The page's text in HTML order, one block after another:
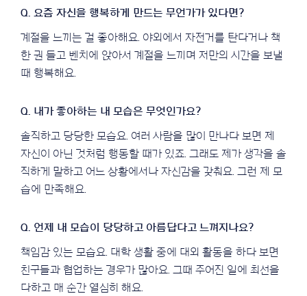
계절을 느끼는 걸 좋아해요. 야외에서 자전거를 탄다거나 책
한 권 들고 벤치에 앉아서 계절을 느끼며 저만의 시간을 보낼
때 행복해요.
솔직하고 당당한 모습요. 여러 사람을 많이 만나다 보면 제
자신이 아닌 것처럼 행동할 때가 있죠. 그래도 제가 생각을 솔
직하게 말하고 어느 상황에서나 자신감을 갖춰요. 그런 제 모
습에 만족해요.
책임감 있는 모습요. 대학 생활 중에 대외 활동을 하다 보면
친구들과 협업하는 경우가 많아요. 그때 주어진 일에 최선을
다하고 매 순간 열심히 해요.